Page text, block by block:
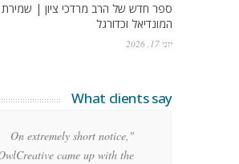
ספר חדש של הרב מרדכי ציון |
המונדיאל וכדורגל
יוני 17, 2026
What clients say
"On extremely short notice,
came up with the